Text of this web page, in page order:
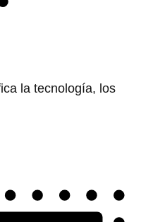
la tecnología, los